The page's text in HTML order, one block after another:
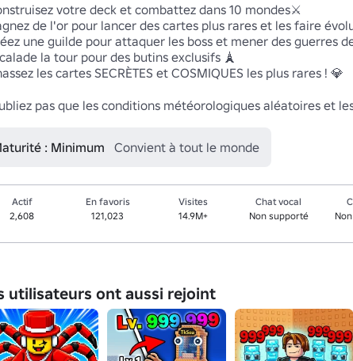
votre deck et combattez dans 10 mondes⚔️
de l'or pour lancer des cartes plus rares et les faire
une guilde pour attaquer les boss et mener des guerres
la tour pour des butins exclusifs 🗼
les cartes SECRÈTES et COSMIQUES les plus rares ! 💎
pas que les conditions météorologiques aléatoires et
: Minimum Convient à tout le monde
Actif
2,608
En favoris
121,023
Visites
14.9M+
Chat vocal
Non supporté
utilisateurs ont aussi rejoint